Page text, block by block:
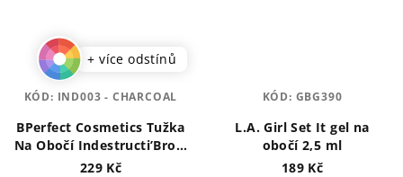
+ více odstínů
BPerfect Cosmetics Tužka
Na Obočí Indestructi’Brow
0,1 g
229 Kč
KÓD: IND003 - CHARCOAL
L.A. Girl Set It gel na
obočí 2,5 ml
189 Kč
KÓD: GBG390